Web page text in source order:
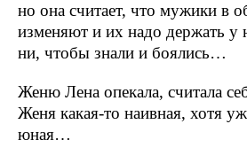
но она считает, что мужики в
изменяют и их надо держать у
ни, чтобы знали и боялись…
Женю Лена опекала, считала
Женя какая-то наивная, хотя
юная…